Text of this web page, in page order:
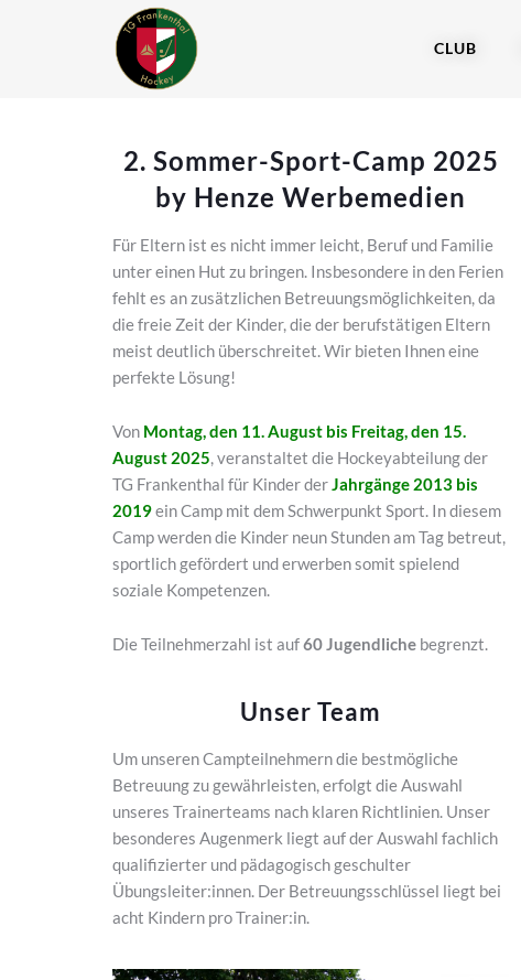
CLUB
2. Sommer-Sport-Camp 2025
by Henze Werbemedien
Für Eltern ist es nicht immer leicht, Beruf und Familie
unter einen Hut zu bringen. Insbesondere in den Ferien
fehlt es an zusätzlichen Betreuungsmöglichkeiten, da
die freie Zeit der Kinder, die der berufstätigen Eltern
meist deutlich überschreitet. Wir bieten Ihnen eine
perfekte Lösung!
Von Montag, den 11. August bis Freitag, den 15.
August 2025, veranstaltet die Hockeyabteilung der
TG Frankenthal für Kinder derJahrgänge 2013 bis
2019ein Camp mit dem Schwerpunkt Sport. In diesem
Camp werden die Kinder neun Stunden am Tag betreut,
sportlich gefördert und erwerben somit spielend
soziale Kompetenzen.
Die Teilnehmerzahl ist auf60 Jugendliche begrenzt.
Unser Team
Um unseren Campteilnehmern die bestmögliche
Betreuung zu gewährleisten, erfolgt die Auswahl
unseres Trainerteams nach klaren Richtlinien. Unser
besonderes Augenmerk liegt auf der Auswahl fachlich
qualifizierter und pädagogisch geschulter
Übungsleiter:innen. Der Betreuungsschlüssel liegt bei
acht Kindern pro Trainer:in.